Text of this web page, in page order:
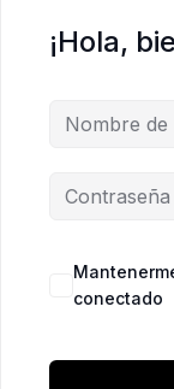
¡Hola,
conectado